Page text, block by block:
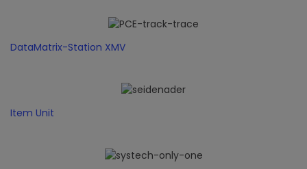
DataMatrix-Station XMV
Item Unit